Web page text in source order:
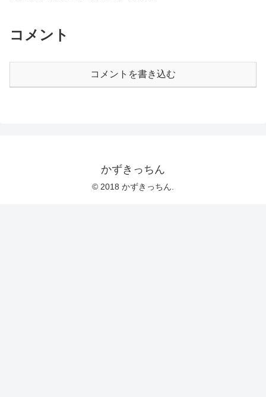
コメント
コメントを書き込む
かずきっちん
© 2018 かずきっちん.